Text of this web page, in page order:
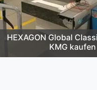
HEXAGON Global
KMG kaufen